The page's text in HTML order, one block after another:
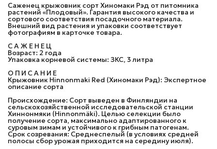
Саженец крыжовник сорт Хиномаки Рэд от питомника
растений «Плодовый». Гарантия высокого качества и
сортового соответствия посадочного материала.
Внешний вид растения и упаковки соответствует
фотографиям в карточке товара.
С А Ж Е Н Е Ц
Возраст: 2 года
Упаковка корневой системы: ЗКС, 3 литра
О П И С А Н И Е
Крыжовник Hinnonmaki Red (Хиномаки Рэд): Экспертное
описание сорта
Происхождение: Сорт выведен в Финляндии на
сельскохозяйственной исследовательской станции
Хиннонмяки (Hinnonmäki). Целью селекции было
получение сорта, максимально адаптированного к
суровым зимам и устойчивого к грибным патогенам.
Срок созревания: Среднеспелый (в условиях средней
полосы сбор урожая приходится на середину июля).